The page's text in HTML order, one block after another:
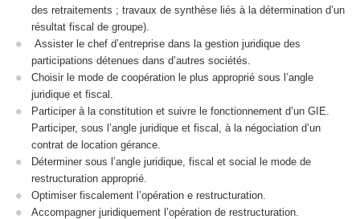
des retraitements ; travaux de synthèse liés à la détermination d’un
résultat fiscal de groupe).
Assister le chef d’entreprise dans la gestion juridique des
participations détenues dans d’autres sociétés.
Choisir le mode de coopération le plus approprié sous l’angle
juridique et fiscal.
Participer à la constitution et suivre le fonctionnement d’un GIE.
Participer, sous l’angle juridique et fiscal, à la négociation d’un
contrat de location gérance.
Déterminer sous l’angle juridique, fiscal et social le mode de
restructuration approprié.
Optimiser fiscalement l’opération e restructuration.
Accompagner juridiquement l’opération de restructuration.